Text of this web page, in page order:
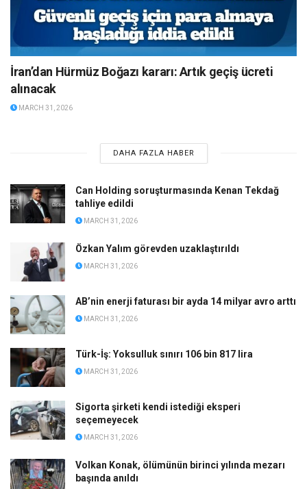
İran’dan Hürmüz Boğazı kararı: Artık geçiş ücreti
alınacak
MARCH 31, 2026
DAHA FAZLA HABER
Can Holding soruşturmasında Kenan Tekdağ
tahliye edildi
MARCH 31, 2026
Özkan Yalım görevden uzaklaştırıldı
MARCH 31, 2026
AB’nin enerji faturası bir ayda 14 milyar avro arttı
MARCH 31, 2026
Türk-İş: Yoksulluk sınırı 106 bin 817 lira
MARCH 31, 2026
Sigorta şirketi kendi istediği eksperi
seçemeyecek
MARCH 31, 2026
Volkan Konak, ölümünün birinci yılında mezarı
başında anıldı